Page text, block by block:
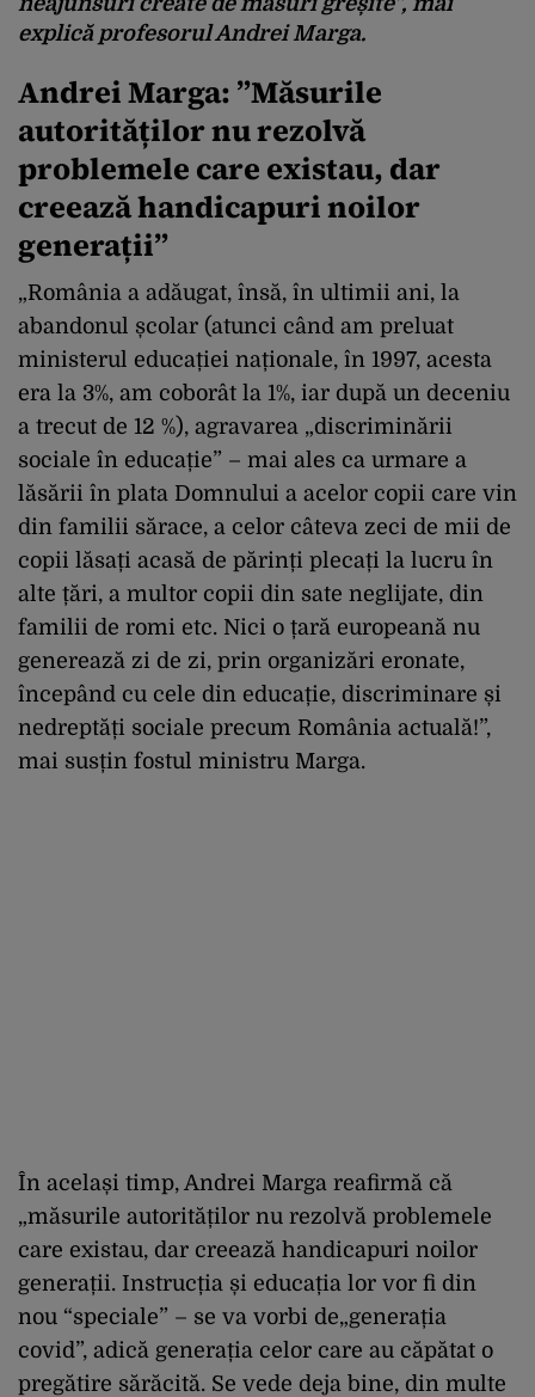
explică profesorul Andrei Marga.
Andrei Marga: ”Măsurile
autorităților nu rezolvă
problemele care existau, dar
creează handicapuri noilor
generații”
„România a adăugat, însă, în ultimii ani, la
abandonul școlar (atunci când am preluat
ministerul educației naționale, în 1997, acesta
era la 3%, am coborât la 1%, iar după un deceniu
a trecut de 12 %), agravarea „discriminării
sociale în educație” – mai ales ca urmare a
lăsării în plata Domnului a acelor copii care vin
din familii sărace, a celor câteva zeci de mii de
copii lăsați acasă de părinți plecați la lucru în
alte țări, a multor copii din sate neglijate, din
familii de romi etc. Nici o țară europeană nu
generează zi de zi, prin organizări eronate,
începând cu cele din educație, discriminare și
nedreptăți sociale precum România actuală!”,
mai susțin fostul ministru Marga.
În același timp, Andrei Marga reafirmă că
„măsurile autorităților nu rezolvă problemele
care existau, dar creează handicapuri noilor
generații. Instrucția și educația lor vor fi din
nou “speciale” – se va vorbi de„generația
covid”, adică generația celor care au căpătat o
pregătire sărăcită. Se vede deja bine, din multe